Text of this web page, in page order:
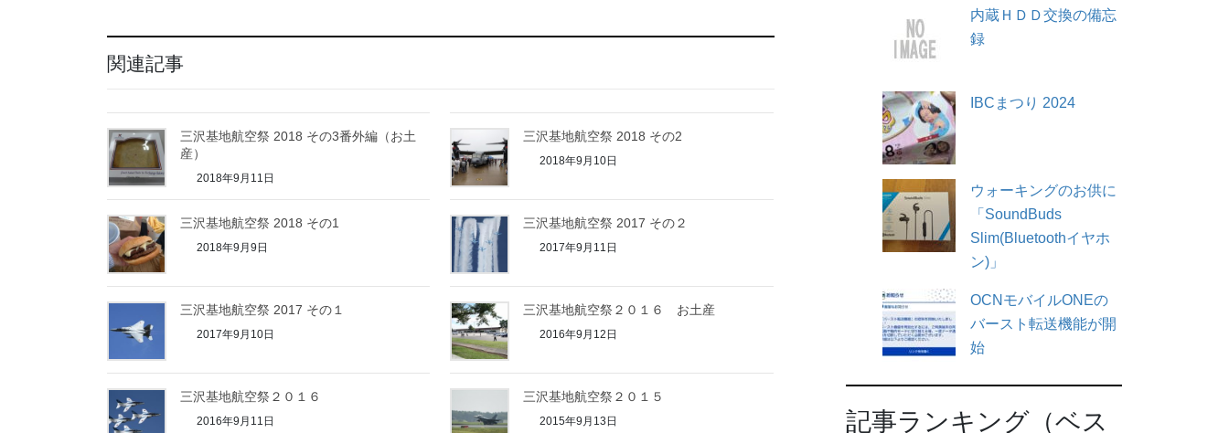
関連記事
三沢基地航空祭 2018 その3番外編（お土
産）
2018年9月11日
三沢基地航空祭 2018 その2
2018年9月10日
三沢基地航空祭 2018 その1
2018年9月9日
三沢基地航空祭 2017 その２
2017年9月11日
三沢基地航空祭 2017 その１
2017年9月10日
三沢基地航空祭２０１６ お土産
2016年9月12日
三沢基地航空祭２０１６
2016年9月11日
三沢基地航空祭２０１５
2015年9月13日
内蔵ＨＤＤ交換の備忘
録
IBCまつり 2024
ウォーキングのお供に
「SoundBuds
Slim(Bluetoothイヤホ
ン)」
OCNモバイルONEの
バースト転送機能が開
始
記事ランキング（ベス